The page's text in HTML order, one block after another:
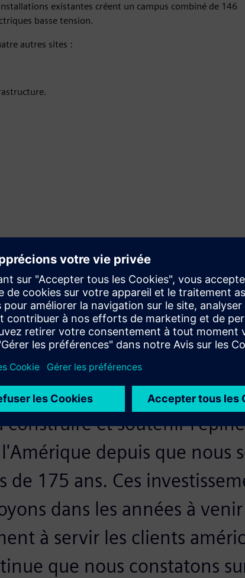
existantes créent un campus combiné de 146
basse tension.
autres sites :
soutien de Siemens aux industries qui forment l'épine
et les transports
construire et soutenir
depuis que nous
de 175 ans. Ces
dans les années à
à servir les clients
que nous constatons